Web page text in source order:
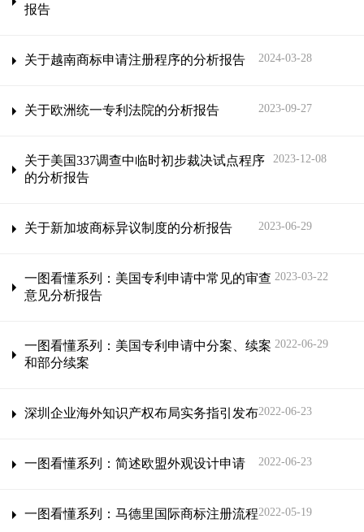
报告
关于越南商标申请注册程序的分析报告 2024-03-28
关于欧洲统一专利法院的分析报告 2023-09-27
关于美国337调查中临时初步裁决试点程序
的分析报告
2023-12-08
关于新加坡商标异议制度的分析报告 2023-06-29
一图看懂系列：美国专利申请中常见的审查
意见分析报告
2023-03-22
一图看懂系列：美国专利申请中分案、续案
和部分续案
2022-06-29
深圳企业海外知识产权布局实务指引发布2022-06-23
一图看懂系列：简述欧盟外观设计申请 2022-06-23
一图看懂系列：马德里国际商标注册流程2022-05-19